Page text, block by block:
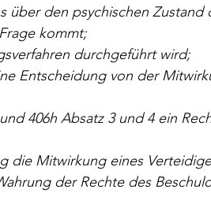
über den psychischen Zustand
kommt;
durchgeführt wird;
Entscheidung von der
406h Absatz 3 und 4 ein
die Mitwirkung eines
der Rechte des